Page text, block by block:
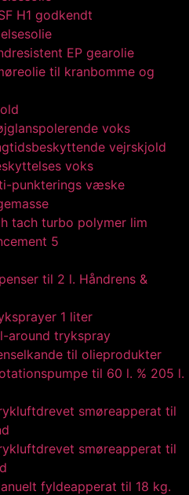
H1 godkendt
EP gearolie​
til kranbomme og
voks
vejrskjold​
voks​
punkterings væske
tach turbo polymer lim
5
til 2 l. Håndrens &
1 liter
around trykspray
til olieprodukter
til 60 l. % 205 l.
smøreapperat til
smøreapperat til
fyldeapperat til 18 kg.